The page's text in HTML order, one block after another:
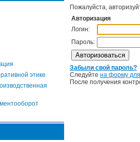
этике
Пожалуйста,
Авторизация
Логин:
Пароль:
Забыли свой пароль?
Следуйте на форму
После получения